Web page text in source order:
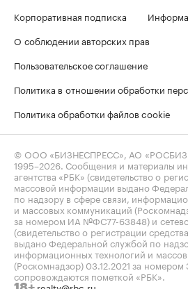
Корпоративная подписка
О соблюдении авторских прав
Пользовательское соглашение
Политика в отношении обработки
Политика обработки файлов cookie
© ООО «БИЗНЕСПРЕСС», АО
1995–2026. Сообщения и материалы
агентства «РБК» (свидетельство о
массовой информации выдано
по надзору в сфере связи,
и массовых коммуникаций
за номером ИА №ФС77-63848) и
(свидетельство о регистрации
выдано Федеральной службой по
информационных технологий и
(Роскомнадзор) 03.12.2021 за
сопровождаются пометкой «РБК».